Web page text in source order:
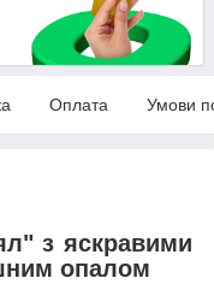
Оплата Умови
з яскравими
опалом